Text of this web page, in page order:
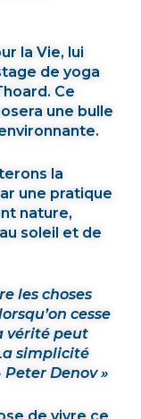
la Vie, lui
de yoga
Ce
une bulle
la
une pratique
nature,
soleil et de
les choses
cesse
vérité peut
simplicité
Denov »